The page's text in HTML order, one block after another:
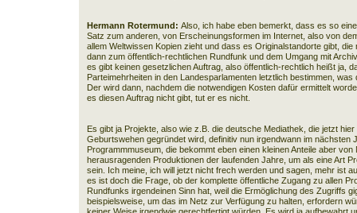
Hermann Rotermund: Also, ich habe eben bemerkt, dass es so
Satz zum anderen, von Erscheinungsformen im Internet, also von
allem Weltwissen Kopien zieht und dass es Originalstandorte gibt,
dann zum öffentlich-rechtlichen Rundfunk und dem Umgang mit
es gibt keinen gesetzlichen Auftrag, also öffentlich-rechtlich heißt ja,
Parteimehrheiten in den Landesparlamenten letztlich bestimmen,
Der wird dann, nachdem die notwendigen Kosten dafür ermittelt
es diesen Auftrag nicht gibt, tut er es nicht.
Es gibt ja Projekte, also wie z.B. die deutsche Mediathek, die jetzt
Geburtswehen gegründet wird, definitiv nun irgendwann im nächsten
Programmmuseum, die bekommt eben einen kleinen Anteile aber
herausragenden Produktionen der laufenden Jahre, um als eine Art
sein. Ich meine, ich will jetzt nicht frech werden und sagen, mehr ist
es ist doch die Frage, ob der komplette öffentliche Zugang zu allen
Rundfunks irgendeinen Sinn hat, weil die Ermöglichung des Zugriffs
beispielsweise, um das im Netz zur Verfügung zu halten, erfordern